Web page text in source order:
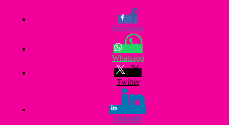
Facebook
Whatsapp
Twitter
Linkedin